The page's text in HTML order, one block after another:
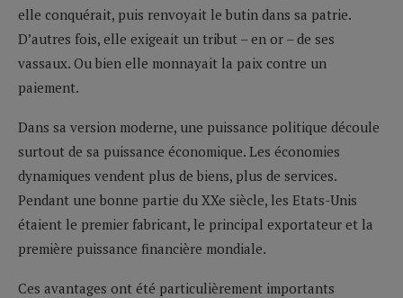
elle conquérait, puis renvoyait le butin dans sa patrie.
D’autres fois, elle exigeait un tribut – en or – de ses
vassaux. Ou bien elle monnayait la paix contre un
paiement.
Dans sa version moderne, une puissance politique découle
surtout de sa puissance économique. Les économies
dynamiques vendent plus de biens, plus de services.
Pendant une bonne partie du XXe siècle, les Etats-Unis
étaient le premier fabricant, le principal exportateur et la
première puissance financière mondiale.
Ces avantages ont été particulièrement importants